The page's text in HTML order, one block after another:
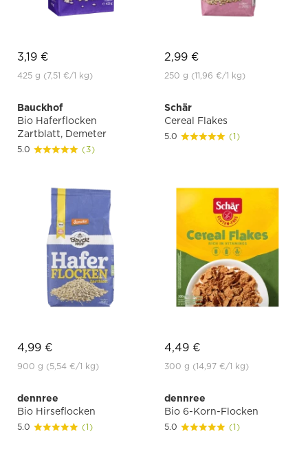
3,19 €
425 g (7,51 €/1 kg)
2,99 €
250 g (11,96 €/1 kg)
Bauckhof
Bio Haferflocken
Zartblatt, Demeter
5.0 (3)
4,99 €
900 g (5,54 €/1 kg)
Schär
Cereal Flakes
5.0 (1)
4,49 €
300 g (14,97 €/1 kg)
dennree
Bio Hirseflocken
5.0 (1)
dennree
Bio 6-Korn-Flocken
5.0 (1)